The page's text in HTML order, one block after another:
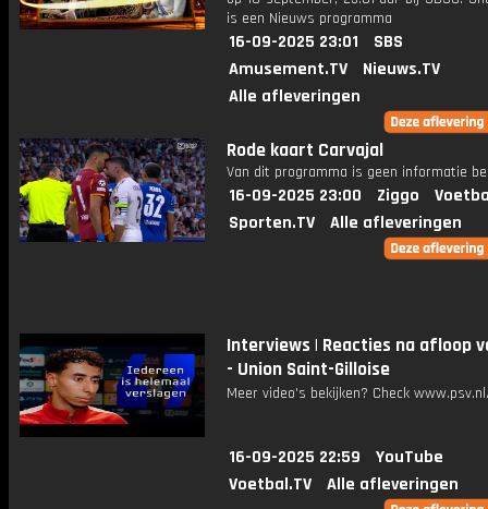
is een Nieuws programma
16-09-2025 23:01
SBS
Amusement.TV
Nieuws.TV
Alle afleveringen
Rode kaart Carvajal
Van dit programma is geen informatie
16-09-2025 23:00 Ziggo
Sporten.TV
Alle afleveringen
Interviews | Reacties na afloop
- Union Saint-Gilloise
Meer video's bekijken? Check
16-09-2025 22:59
YouTube
Voetbal.TV
Alle afleveringen